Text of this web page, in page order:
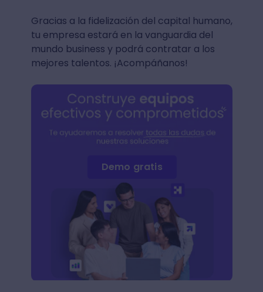
Gracias a la fidelización del capital humano,
tu empresa estará en la vanguardia del
mundo business y podrá contratar a los
mejores talentos. ¡Acompáñanos!
Demo gratis